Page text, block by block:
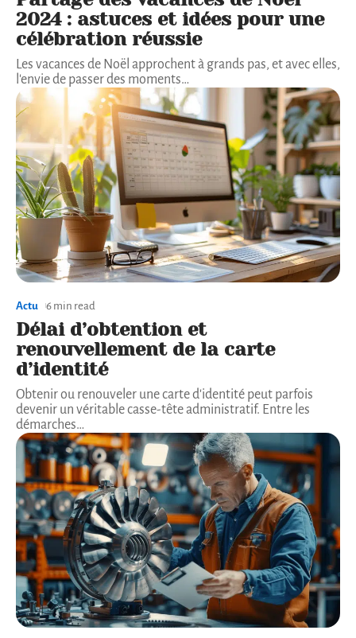
2024 : astuces et idées pour une
célébration réussie
Les vacances de Noël approchent à grands pas, et avec elles,
l'envie de passer des moments…
Actu 6 min read
Délai d’obtention et
renouvellement de la carte
d’identité
Obtenir ou renouveler une carte d'identité peut parfois
devenir un véritable casse-tête administratif. Entre les
démarches…